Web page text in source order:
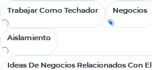
Trabajar Como Techador
Trabajar Como Techador Negocios
Negocios
Aislamiento
Aislamiento
Ideas De Negocios Relacionados Con El
Ideas De Negocios Relacionados Con El